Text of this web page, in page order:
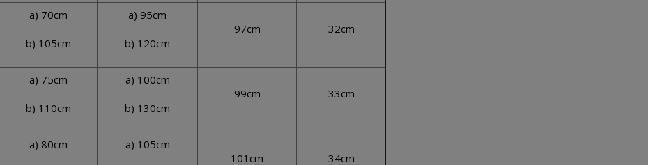
a) 70cm
b) 105cm
a) 95cm
b) 120cm
97cm 32cm
a) 75cm
b) 110cm
a) 100cm
b) 130cm
99cm 33cm
a) 80cm
a) 105cm
101cm
34cm